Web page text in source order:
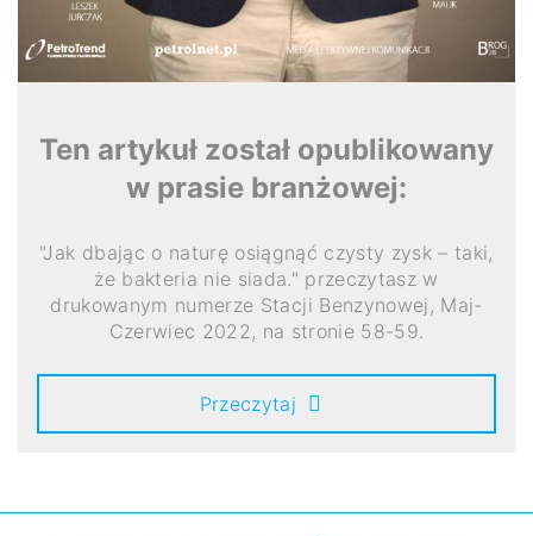
Ten artykuł został opublikowany
w prasie branżowej:
"Jak dbając o naturę osiągnąć czysty zysk – taki,
że bakteria nie siada." przeczytasz w
drukowanym numerze Stacji Benzynowej, Maj-
Czerwiec 2022, na stronie 58-59.
Przeczytaj